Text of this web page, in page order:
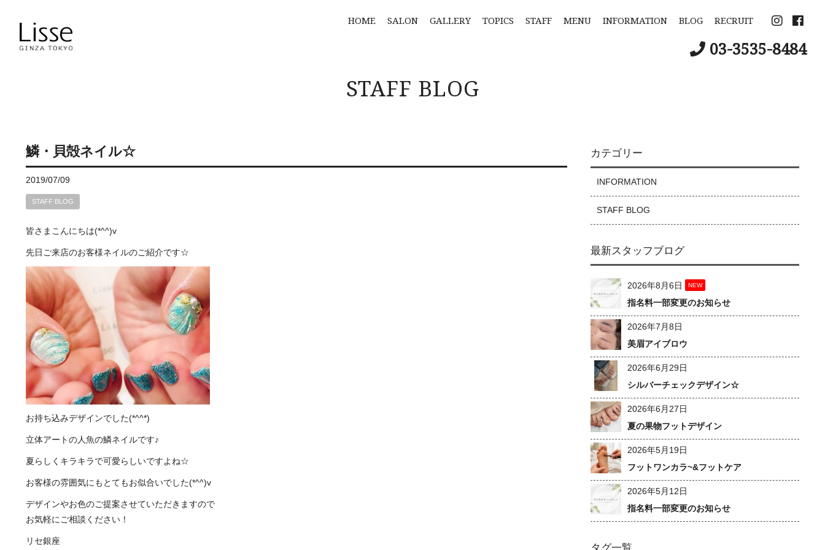
HOME SALON GALLERY TOPICS STAFF MENU INFORMATION BLOG RECRUIT
03-3535-8484
STAFF BLOG
鱗・貝殻ネイル☆
2019/07/09
STAFF BLOG
皆さまこんにちは(*^^)v
先日ご来店のお客様ネイルのご紹介です☆
お持ち込みデザインでした(*^^*)
立体アートの人魚の鱗ネイルです♪
夏らしくキラキラで可愛らしいですよね☆
お客様の雰囲気にもとてもお似合いでした(*^^)v
デザインやお色のご提案させていただきますので
お気軽にご相談ください！
リセ銀座
カテゴリー
INFORMATION
STAFF BLOG
最新スタッフブログ
2026年8月6日 NEW
指名料一部変更のお知らせ
2026年7月8日
美眉アイブロウ
2026年6月29日
シルバーチェックデザイン☆
2026年6月27日
夏の果物フットデザイン
2026年5月19日
フットワンカラ~&フットケア
2026年5月12日
指名料一部変更のお知らせ